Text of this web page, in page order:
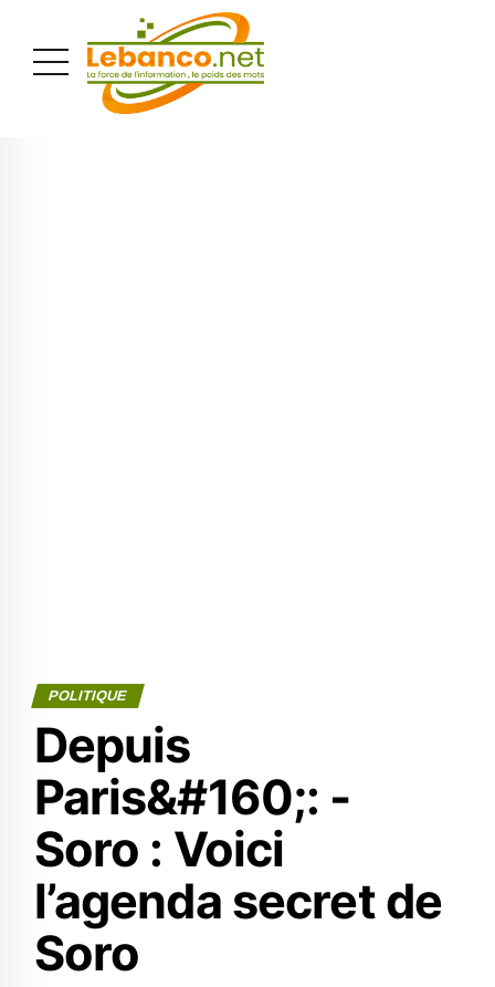
POLITIQUE
Depuis
Paris&#160;: -
Soro : Voici
l’agenda secret de
Soro